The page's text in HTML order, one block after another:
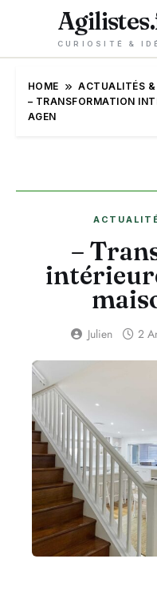
CURIOSITÉ &
HOME
ACTUALITÉS &
– TRANSFORMATION
AGEN
–
Julien 2